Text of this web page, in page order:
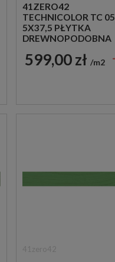
41ZERO42
TECHNICOLOR TC 05
5X37,5 PŁYTKA
DREWNOPODOBNA
599,00 zł m2